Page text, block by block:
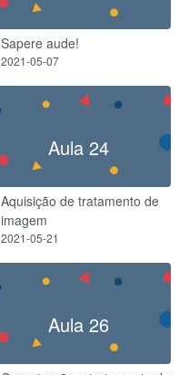
Sapere aude!
2021-05-07
Aula 24
Aquisição de tratamento de
imagem
2021-05-21
Aula 26